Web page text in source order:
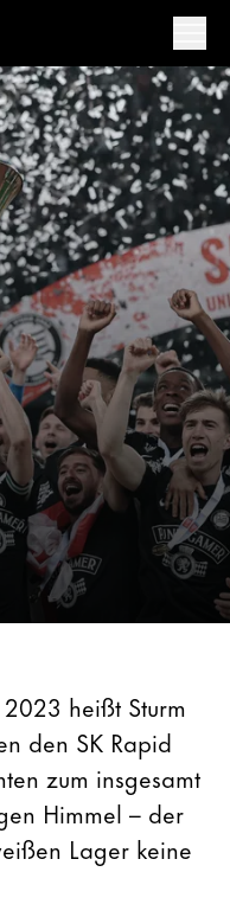
heißt Sturm
den SK Rapid
zum insgesamt
Himmel – der
Lager keine